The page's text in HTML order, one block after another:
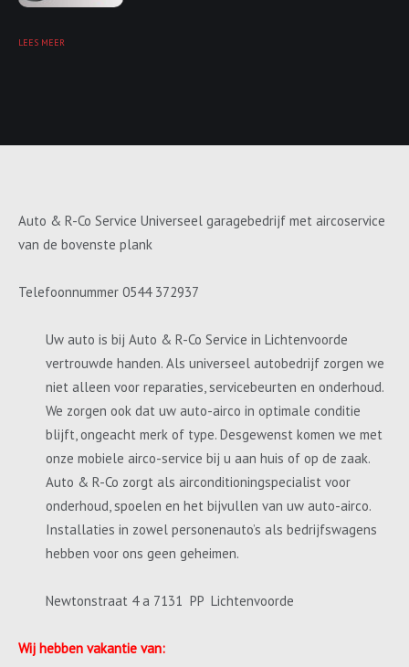
LEES MEER
Auto & R-Co Service Universeel garagebedrijf met aircoservice
van de bovenste plank
Telefoonnummer 0544 372937
Uw auto is bij Auto & R-Co Service in Lichtenvoorde
vertrouwde handen. Als universeel autobedrijf zorgen we
niet alleen voor reparaties, servicebeurten en onderhoud.
We zorgen ook dat uw auto-airco in optimale conditie
blijft, ongeacht merk of type. Desgewenst komen we met
onze mobiele airco-service bij u aan huis of op de zaak.
Auto & R-Co zorgt als airconditioningspecialist voor
onderhoud, spoelen en het bijvullen van uw auto-airco.
Installaties in zowel personenauto’s als bedrijfswagens
hebben voor ons geen geheimen.
Newtonstraat 4 a 7131 PP Lichtenvoorde
Wij hebben vakantie van: